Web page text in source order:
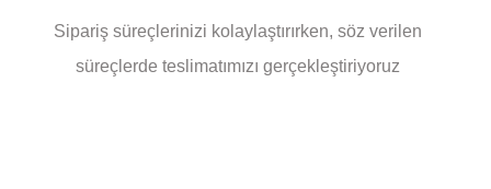
Sipariş süreçlerinizi kolaylaştırırken, söz verilen
süreçlerde teslimatımızı gerçekleştiriyoruz